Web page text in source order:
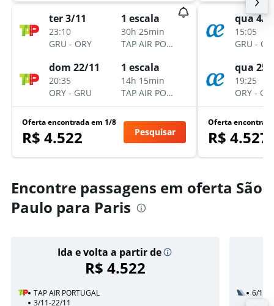
ter 3/11
23:10
GRU - ORY
1 escala
30h 25min
TAP AIR PORTUGAL
dom 22/11
20:35
ORY - GRU
1 escala
14h 15min
TAP AIR PORTUGAL
Oferta encontrada em 1/8
R$ 4.522 Pesquisar
qua 4/
15:05
GRU -
qua 25/
19:25
ORY -
Oferta
R$ 4.527
Encontre passagens em oferta São
Paulo para Paris
Ida e volta a partir de
R$ 4.522
TAP AIR PORTUGAL
3/11-22/11
6/10
1